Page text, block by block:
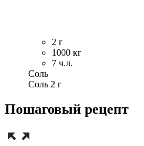
2 г
1000 кг
7 ч.л.
Соль
Соль 2 г
Пошаговый рецепт